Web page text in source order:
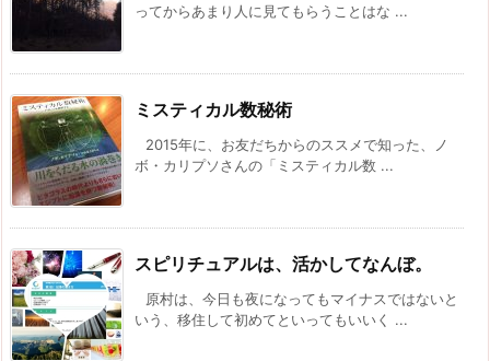
ってからあまり人に見てもらうことはな ...
ミスティカル数秘術
2015年に、お友だちからのススメで知った、ノ
ボ・カリプソさんの「ミスティカル数 ...
スピリチュアルは、活かしてなんぼ。
原村は、今日も夜になってもマイナスではないと
いう、移住して初めてといってもいいく ...